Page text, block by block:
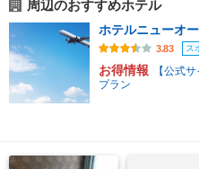
周辺のおすすめホテル
ホテルニューオ
3.83 ス
お得情報
【公式
プラン